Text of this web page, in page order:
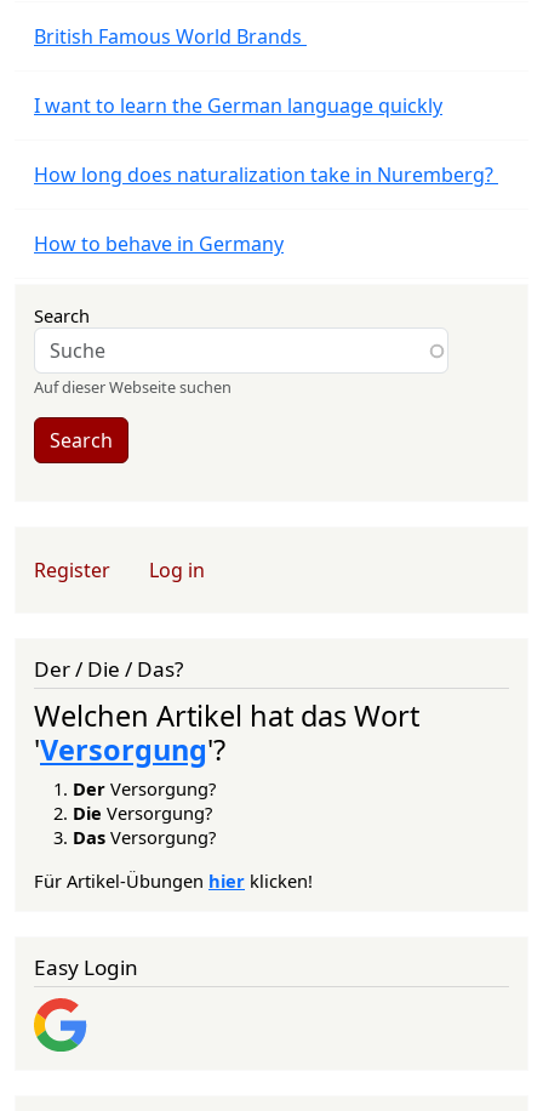
British Famous World Brands
I want to learn the German language quickly
How long does naturalization take in Nuremberg?
How to behave in Germany
Search
Auf dieser Webseite suchen
Search
User account menu
Register Log in
Der / Die / Das?
Welchen Artikel hat das Wort
'Versorgung'?
Der Versorgung?
Die Versorgung?
Das Versorgung?
Für Artikel-Übungen hier klicken!
Easy Login